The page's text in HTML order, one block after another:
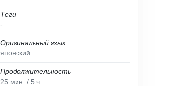
Теги
-
Оригинальный язык
японский
Продолжительность
25 мин. / 5 ч.